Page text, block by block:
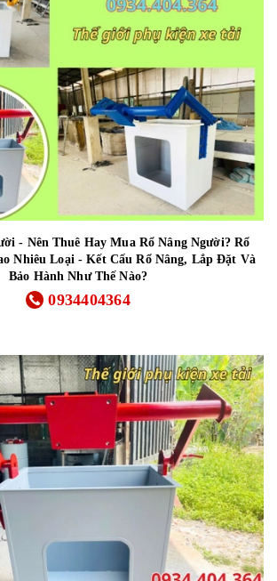
- Nên Thuê Hay Mua Rổ Nâng Người? Rổ
Nhiêu Loại - Kết Cấu Rổ Nâng, Lắp Đặt Và
Bảo Hành Như Thế Nào?
0934404364